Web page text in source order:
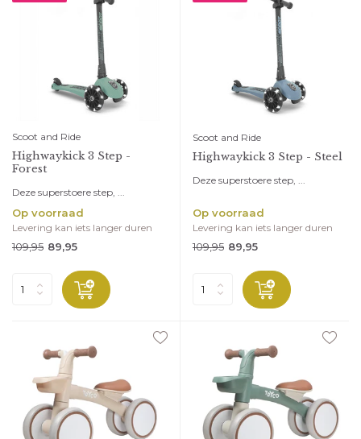
Scoot and Ride
Highwaykick 3 Step -
Forest
Deze superstoere step, ...
Op voorraad
Levering kan iets langer duren
109,95 89,95
Scoot and Ride
Highwaykick 3 Step - Steel
Deze superstoere step, ...
Op voorraad
Levering kan iets langer duren
109,95 89,95